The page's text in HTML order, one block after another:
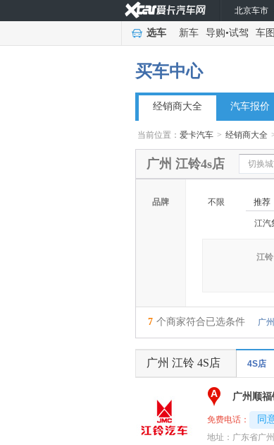
北京车市
选车 新车 导购•试驾 车图
买车中心
经销商大全 汽车报价
当前位置： 爱卡汽车 > 经销商大全
广州 江铃4s店 切换
品牌 不限 推荐
江汽
江铃
7 个商家符合已选条件 广州
广州 江铃 4S店 4S店
A 广州顺福
免费电话： 同
地址： 广东省广